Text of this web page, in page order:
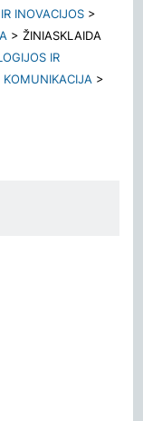
INOVACIJOS >
>ŽINIASKLAIDA
IR
KOMUNIKACIJA >